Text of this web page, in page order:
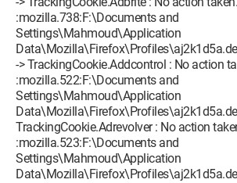
:mozilla.738:F:\Documents and
Settings\Mahmoud\Application
-> TrackingCookie.Addcontrol : No action
:mozilla.522:F:\Documents and
Settings\Mahmoud\Application
TrackingCookie.Adrevolver : No action
:mozilla.523:F:\Documents and
Settings\Mahmoud\Application